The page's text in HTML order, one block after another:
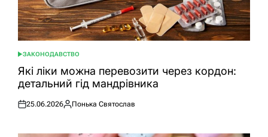
ОПУБЛІКУВАТИ
У
ЗАКОНОДАВСТВО
Які ліки можна перевозити через кордон:
детальний гід мандрівника
Оприлюднено
25.06.2026
Опубліковано
Понька Святослав